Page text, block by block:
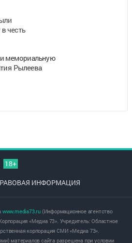
мемориальную
Рылеева
18+
ИНФОРМАЦИЯ
www.media73.ru(Информационное агентство
«Медиа 73». Учредитель: Областное
корпорация СМИ «Медиа 73».
материалов сайта разрешена при условии